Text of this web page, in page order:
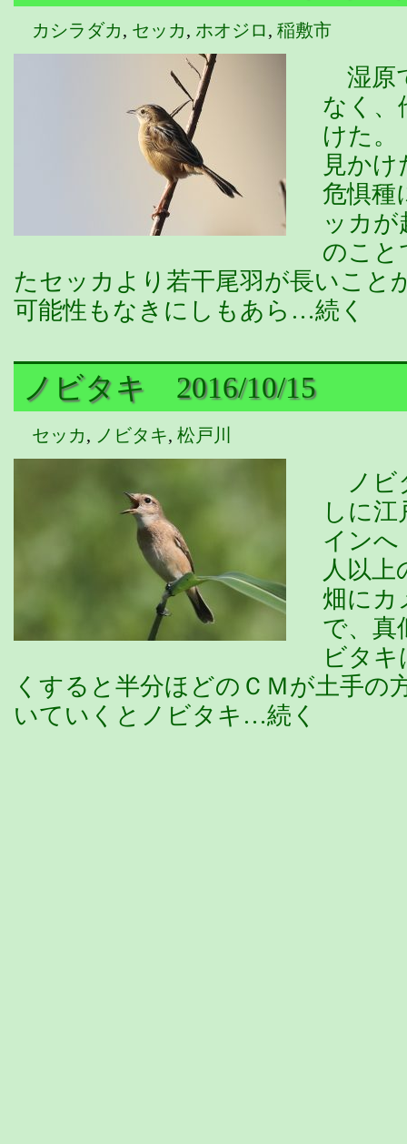
カシラダカ, セッカ, ホオジロ, 稲敷市
湿原
なく、
けた
見か
危惧種
ッカ
のこと
たセッカより若干尾羽が長いこと
可能性もなきにしもあら…続く
ノビタキ 2016/10/15
セッカ, ノビタキ, 松戸川
ノビ
しに
イン
人以
畑にカ
で、真
ビタ
くすると半分ほどのＣＭが土手の
いていくとノビタキ…続く